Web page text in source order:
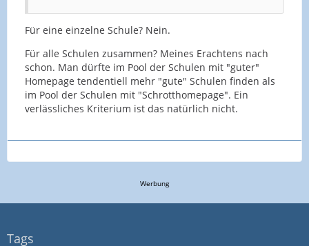
Für eine einzelne Schule? Nein.
Für alle Schulen zusammen? Meines Erachtens nach
schon. Man dürfte im Pool der Schulen mit "guter"
Homepage tendentiell mehr "gute" Schulen finden als
im Pool der Schulen mit "Schrotthomepage". Ein
verlässliches Kriterium ist das natürlich nicht.
Werbung
Tags